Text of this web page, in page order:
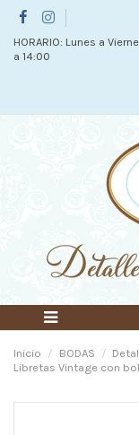
HORARIO: Lunes a
a 14:00
Inicio BODAS
Libretas Vintage con